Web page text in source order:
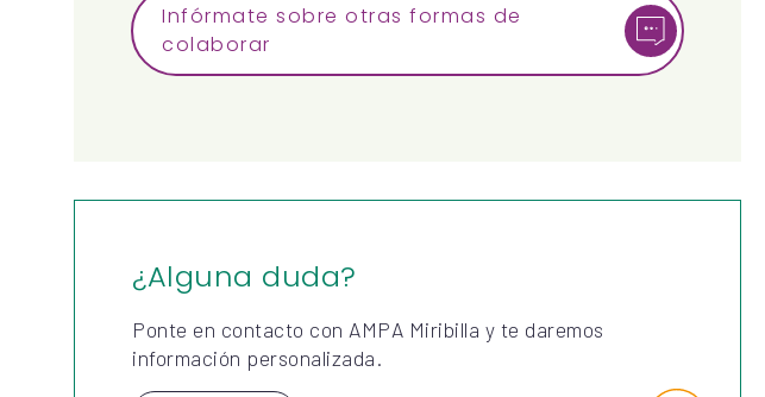
Infórmate sobre otras formas de
colaborar
¿Alguna duda?
Ponte en contacto con AMPA Miribilla y te daremos
información personalizada.